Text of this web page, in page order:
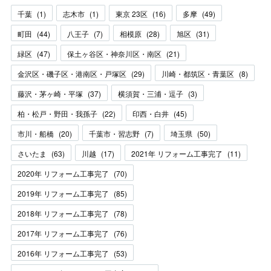
千葉 (1) 志木市 (1) 東京 23区 (16) 多摩 (49)
町田 (44) 八王子 (7) 相模原 (28) 旭区 (31)
緑区 (47) 保土ヶ谷区・神奈川区・南区 (21)
金沢区・磯子区・港南区・戸塚区 (29) 川崎・都筑区・青葉区 (8)
藤沢・茅ヶ崎・平塚 (37) 横須賀・三浦・逗子 (3)
柏・松戸・野田・我孫子 (22) 印西・白井 (45)
市川・船橋 (20) 千葉市・習志野 (7) 埼玉県 (50)
さいたま
(63) 川越 (17) 2021年 リフォーム工事完了 (11)
2020年 リフォーム工事完了
(70)
2019年 リフォーム工事完了
(85)
2018年 リフォーム工事完了
(78)
2017年 リフォーム工事完了
(76)
2016年 リフォーム工事完了
(53)